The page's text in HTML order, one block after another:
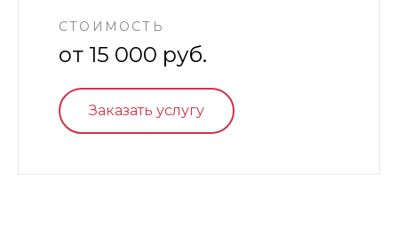
СТОИМОСТЬ
от 15 000 руб.
Заказать услугу